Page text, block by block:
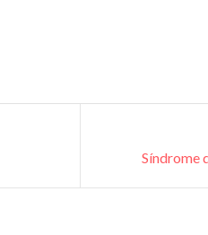
Síndrome